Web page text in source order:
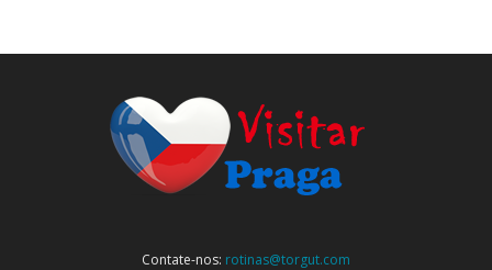
Contate-nos: rotinas@torgut.com